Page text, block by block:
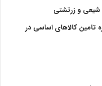
شیعی و زرتشتی
تامین کالاهای اساسی در